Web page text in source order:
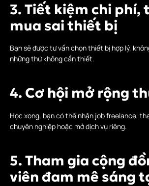
3. Tiết kiệm chi phí,
mua sai thiết bị
Bạn sẽ được tư vấn chọn thiết bị hợp lý,
những thứ không cần thiết.
4. Cơ hội mở rộng
Học xong, bạn có thể nhận job freelance,
chuyên nghiệp hoặc mở dịch vụ riêng.
5. Tham gia cộng
viên đam mê sáng